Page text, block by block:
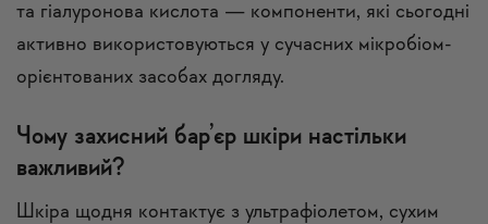
та гіалуронова кислота — компоненти, які сьогодні
активно використовуються у сучасних мікробіом-
орієнтованих засобах догляду.
Чому захисний бар’єр шкіри настільки
важливий?
Шкіра щодня контактує з ультрафіолетом, сухим